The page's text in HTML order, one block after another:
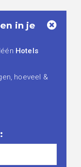
in je
Hotels
hoeveel &